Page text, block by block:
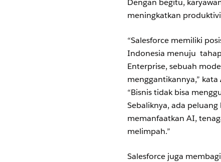
Dengan begitu,
meningkatkan
“Salesforce memiliki
Indonesia menuju
Enterprise, sebuah
menggantikannya,” kata
“Bisnis tidak bisa
Sebaliknya, ada
memanfaatkan AI,
melimpah.”
Salesforce juga